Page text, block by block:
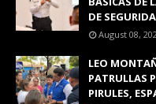
DE
August 08,
LEO
PATRULLAS
PIRULES,